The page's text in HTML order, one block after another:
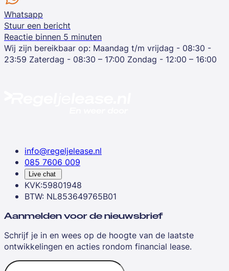
Whatsapp
Stuur een bericht
Reactie binnen 5 minuten
Wij zijn bereikbaar op: Maandag t/m vrijdag - 08:30 -
23:59 Zaterdag - 08:30 – 17:00 Zondag - 12:00 – 16:00
info@regeljelease.nl
085 7606 009
Live chat
KVK:59801948
BTW: NL853649765B01
Aanmelden voor de nieuwsbrief
Schrijf je in en wees op de hoogte van de laatste
ontwikkelingen en acties rondom financial lease.